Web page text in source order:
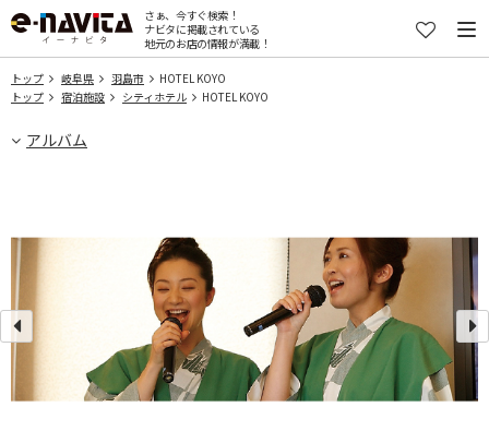
さぁ、今すぐ検索！
ナビタに掲載されている
地元のお店の情報が満載！
トップ 岐阜県 羽島市
HOTEL KOYO
トップ
宿泊施設 シティホテル HOTEL KOYO
アルバム